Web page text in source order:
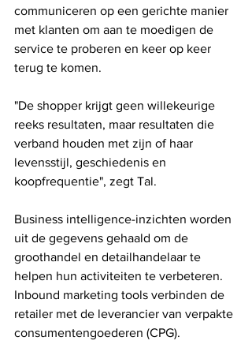
communiceren op een gerichte manier
met klanten om aan te moedigen de
service te proberen en keer op keer
terug te komen.
"De shopper krijgt geen willekeurige
reeks resultaten, maar resultaten die
verband houden met zijn of haar
levensstijl, geschiedenis en
koopfrequentie", zegt Tal.
Business intelligence-inzichten worden
uit de gegevens gehaald om de
groothandel en detailhandelaar te
helpen hun activiteiten te verbeteren.
Inbound marketing tools verbinden de
retailer met de leverancier van verpakte
consumentengoederen (CPG).